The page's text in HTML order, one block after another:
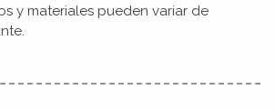
y materiales pueden variar de